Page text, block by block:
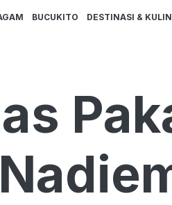
BUCUKITO DESTINASI &